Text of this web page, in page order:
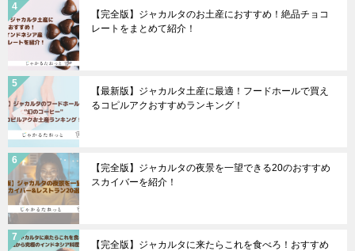
【完全版】ジャカルタのお土産におすすめ！絶品チョコ
レートをまとめて紹介！
【最新版】ジャカルタ土産に最適！フードホールで買え
るコピルアクおすすめランキング！
【完全版】ジャカルタの夜景を一望できる20のおすすめ
スカイバーを紹介！
【完全版】ジャカルタに来たらこれを食べろ！おすすめ